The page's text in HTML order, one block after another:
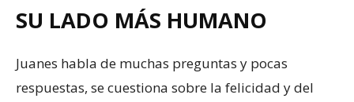
SU LADO MÁS HUMANO
Juanes habla de muchas preguntas y pocas
respuestas, se cuestiona sobre la felicidad y del